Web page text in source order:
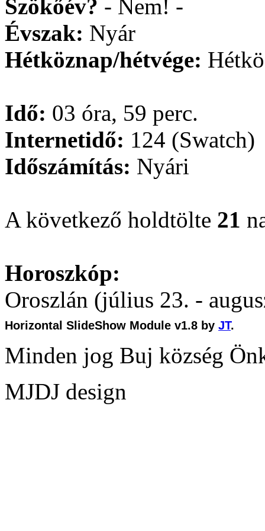
Szökőév? - Nem! -
Évszak: Nyár
Hétköznap/hétvége:
Idő: 03 óra, 59 perc.
Internetidő: 124 (Swatch)
Időszámítás: Nyári
A következő holdtölte 21
Horoszkóp:
Oroszlán (július 23. -
Horizontal SlideShow Module v1.8 by JT.
Minden jog Buj község
MJDJ design